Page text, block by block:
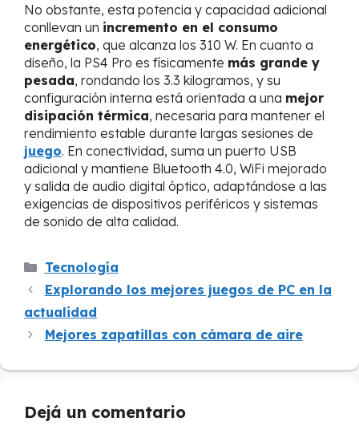
No obstante, esta potencia y capacidad adicional
conllevan un incremento en el consumo
energético, que alcanza los 310 W. En cuanto a
diseño, la PS4 Pro es físicamente más grande y
pesada, rondando los 3.3 kilogramos, y su
configuración interna está orientada a una mejor
disipación térmica, necesaria para mantener el
rendimiento estable durante largas sesiones de
juego. En conectividad, suma un puerto USB
adicional y mantiene Bluetooth 4.0, WiFi mejorado
y salida de audio digital óptico, adaptándose a las
exigencias de dispositivos periféricos y sistemas
de sonido de alta calidad.
Categorías
Tecnología
Explorando los mejores juegos de PC en la
actualidad
Mejores zapatillas con cámara de aire
Dejá un comentario